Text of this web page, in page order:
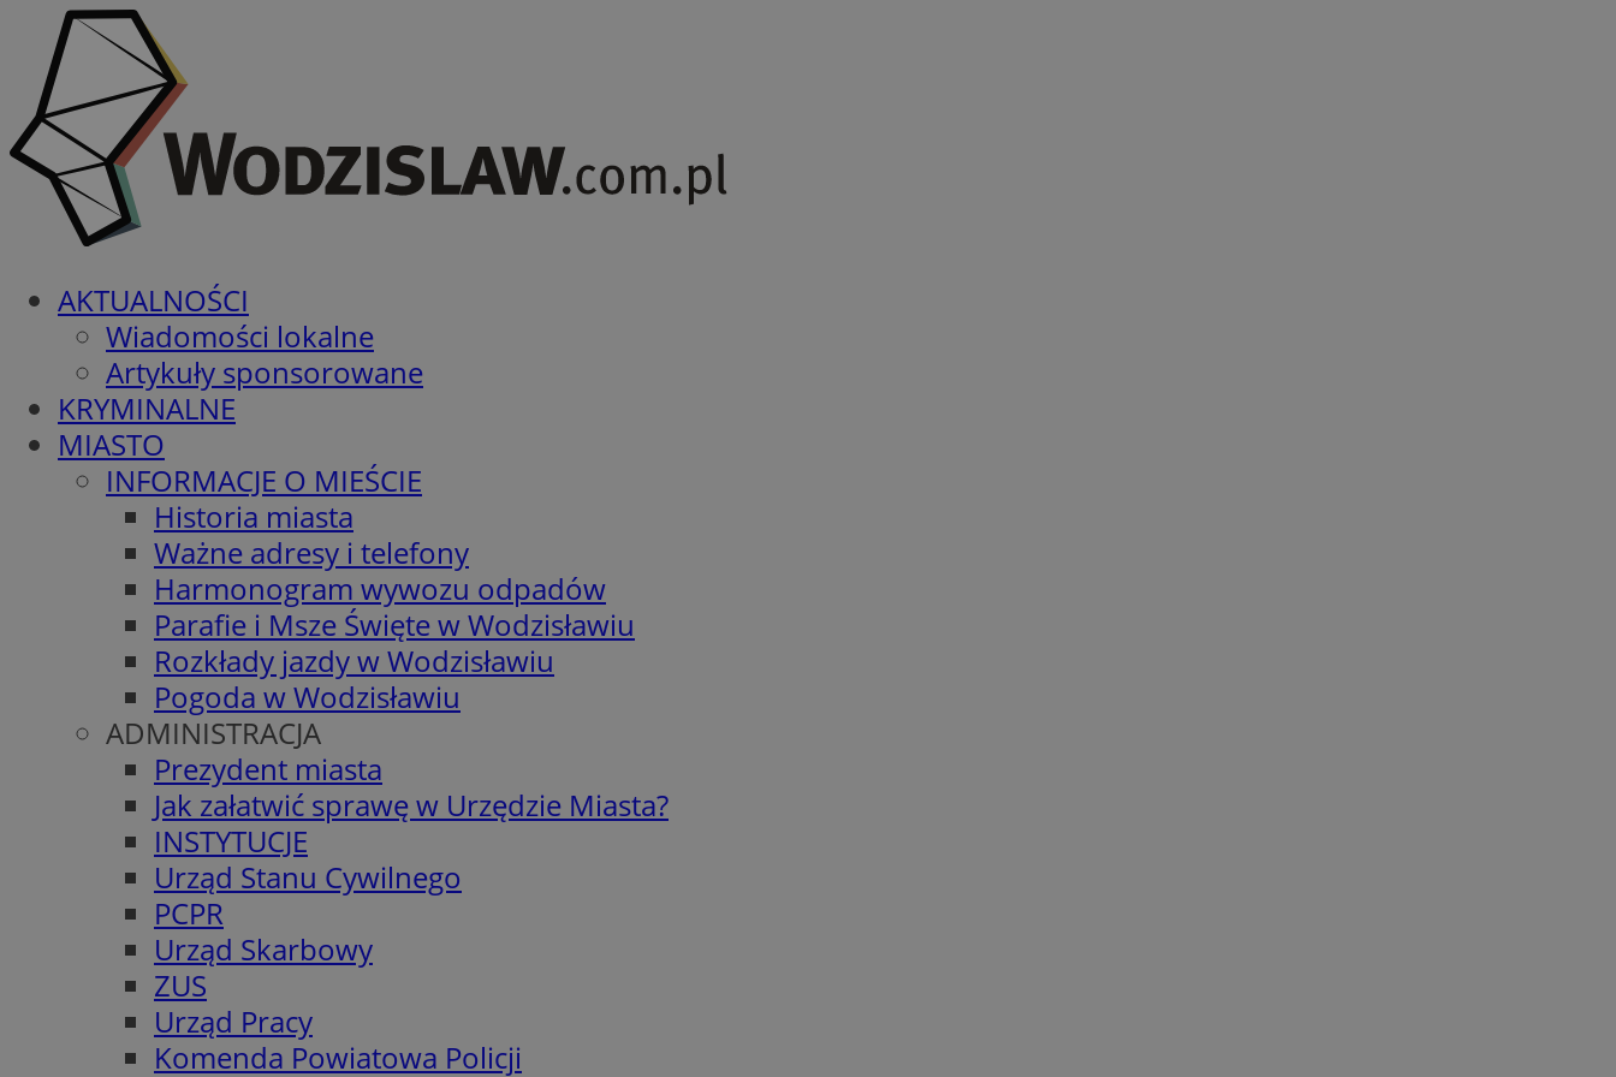
AKTUALNOŚCI
Wiadomości lokalne
Artykuły sponsorowane
KRYMINALNE
MIASTO
INFORMACJE O MIEŚCIE
Historia miasta
Ważne adresy i telefony
Harmonogram wywozu odpadów
Parafie i Msze Święte w Wodzisławiu
Rozkłady jazdy w Wodzisławiu
Pogoda w Wodzisławiu
ADMINISTRACJA
Prezydent miasta
Jak załatwić sprawę w Urzędzie Miasta?
INSTYTUCJE
Urząd Stanu Cywilnego
PCPR
Urząd Skarbowy
ZUS
Urząd Pracy
Komenda Powiatowa Policji